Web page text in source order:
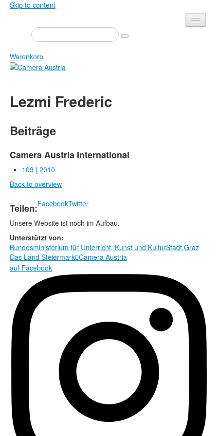
Skip to content
Presse
Veranstaltungen
Newsletter
Über uns
Shop
Datenschutz
Mediadaten
Warenkorb
Zeitschrift
Bücher
Edition
Bibliothek
Camera Austria Preis
Fotoarchiv Pierre Bourdieu
Rechtliche Informationen
Lezmi Frederic
Beiträge
Camera Austria International
109 | 2010
Back to overview
Teilen:FacebookTwitter
Unsere Website ist noch im Aufbau.
Unterstützt von:
Bundesministerium für Unterricht, Kunst und KulturStadt Graz
Das Land SteiermarkCamera Austria
auf Facebook